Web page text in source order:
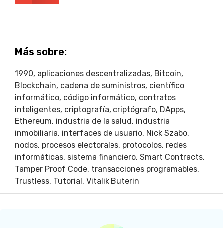
Más sobre:
1990, aplicaciones descentralizadas, Bitcoin,
Blockchain, cadena de suministros, científico
informático, código informático, contratos
inteligentes, criptografía, criptógrafo, DApps,
Ethereum, industria de la salud, industria
inmobiliaria, interfaces de usuario, Nick Szabo,
nodos, procesos electorales, protocolos, redes
informáticas, sistema financiero, Smart Contracts,
Tamper Proof Code, transacciones programables,
Trustless, Tutorial, Vitalik Buterin